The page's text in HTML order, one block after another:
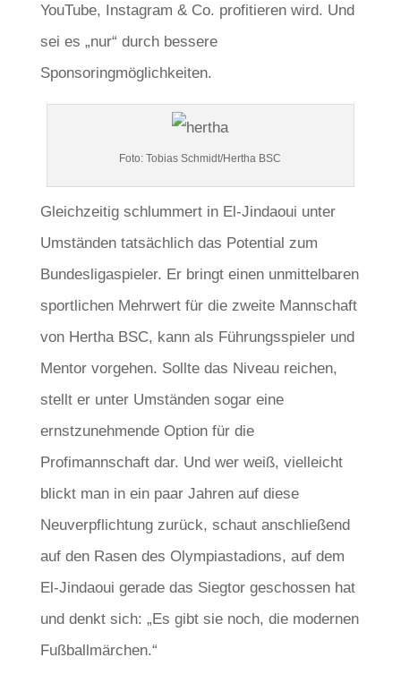
YouTube, Instagram & Co. profitieren wird. Und
sei es „nur“ durch bessere
Sponsoringmöglichkeiten.
Foto: Tobias Schmidt/Hertha BSC
Gleichzeitig schlummert in El-Jindaoui unter
Umständen tatsächlich das Potential zum
Bundesligaspieler. Er bringt einen unmittelbaren
sportlichen Mehrwert für die zweite Mannschaft
von Hertha BSC, kann als Führungsspieler und
Mentor vorgehen. Sollte das Niveau reichen,
stellt er unter Umständen sogar eine
ernstzunehmende Option für die
Profimannschaft dar. Und wer weiß, vielleicht
blickt man in ein paar Jahren auf diese
Neuverpflichtung zurück, schaut anschließend
auf den Rasen des Olympiastadions, auf dem
El-Jindaoui gerade das Siegtor geschossen hat
und denkt sich: „Es gibt sie noch, die modernen
Fußballmärchen.“